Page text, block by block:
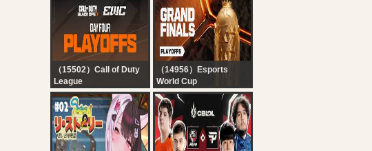
Maçı | İsmail Köybaşı
Jübile Maçı
transmisión las 24
horas
（15502）Call of Duty
League
Call of Duty: Black Ops
7 Esports World Cup |
Playoffs
（14956）Esports
World Cup
TEKKEN 8 at EWC 26 -
FINAL DAY!